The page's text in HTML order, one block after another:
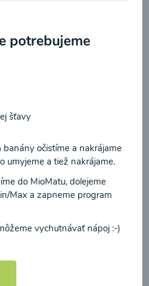
cappuccino
ďalšie
Kaše
potrebujeme
šťavy
banány očistíme a nakrájame
umyjeme a tiež nakrájame.
do MioMatu, dolejeme
Max a zapneme program
vychutnávať nápoj :-)